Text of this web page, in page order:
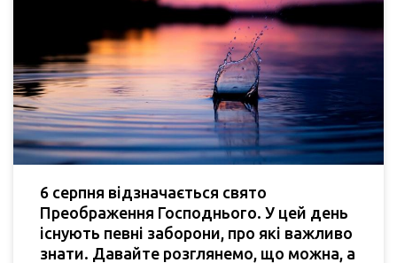
6 серпня відзначається свято
Преображення Господнього. У цей день
існують певні заборони, про які важливо
знати. Давайте розглянемо, що можна, а